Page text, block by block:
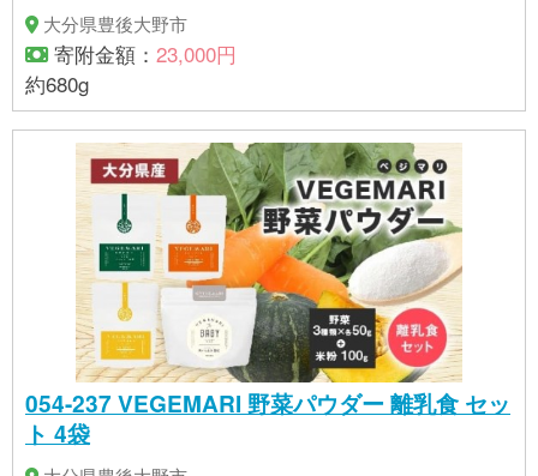
大分県豊後大野市
寄附金額： 23,000円
約680g
054-237 VEGEMARI 野菜パウダー 離乳食 セッ
ト 4袋